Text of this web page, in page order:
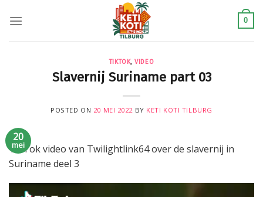
0
TIKTOK,VIDEO
Slavernij Suriname part 03
POSTED ON 20 MEI 2022 BY KETI KOTI TILBURG
20
mei
TikTok video van Twilightlink64 over de slavernij in
Suriname deel 3
Videospeler